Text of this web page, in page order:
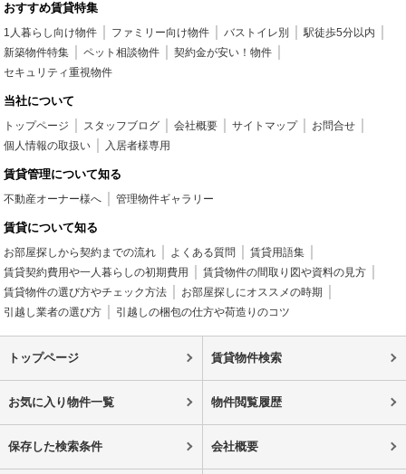
おすすめ賃貸特集
1人暮らし向け物件 ファミリー向け物件 バストイレ別
駅徒歩5分以内
新築物件特集
ペット相談物件
契約金が安い！物件
セキュリティ重視物件
当社について
トップページ スタッフブログ 会社概要 サイトマップ
お問合せ
個人情報の取扱い
入居者様専用
賃貸管理について知る
不動産オーナー様へ 管理物件ギャラリー
賃貸について知る
お部屋探しから契約までの流れ よくある質問
賃貸用語集
賃貸契約費用や一人暮らしの初期費用
賃貸物件の間取り図や資料の見方
賃貸物件の選び方やチェック方法
お部屋探しにオススメの時期
引越し業者の選び方
引越しの梱包の仕方や荷造りのコツ
トップページ 賃貸物件検索
お気に入り物件一覧 物件閲覧履歴
保存した検索条件 会社概要